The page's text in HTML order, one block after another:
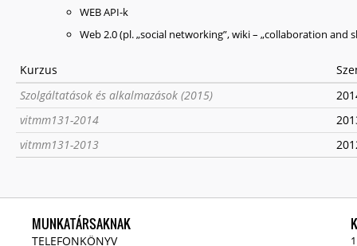
WEB API-k
Web 2.0 (pl. „social networking”, wiki – „collaboration and
Kurzus
Szolgáltatások és alkalmazások (2015)
vitmm131-2014
vitmm131-2013
MUNKATÁRSAKNAK
TELEFONKÖNYV